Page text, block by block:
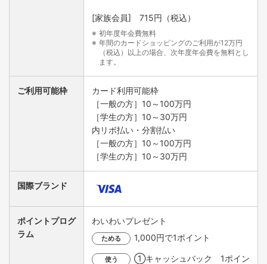
[家族会員] 715円（税込）
初年度年会費無料
年間のカードショッピングのご利用が12万円
（税込）以上の場合、次年度年会費を無料とし
ます。
ご利用可能枠
カード利用可能枠
［一般の方］10～100万円
［学生の方］10～30万円
内リボ払い・分割払い
［一般の方］10～100万円
［学生の方］10～30万円
国際ブランド
ポイントプログ
ラム
わいわいプレゼント
ためる 1,000円で1ポイント
使う
①キャッシュバック 1ポイン